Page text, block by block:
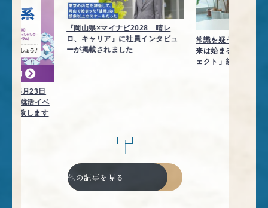
年5月23日
理系就活イベ
出展致します
『岡山県×マイナビ2028 晴レ
ロ、キャリア』に社員インタビュ
ーが掲載されました
常識を疑うことから
来は始まる ―「もの
ェクト」統括インタ
他の記事を見る